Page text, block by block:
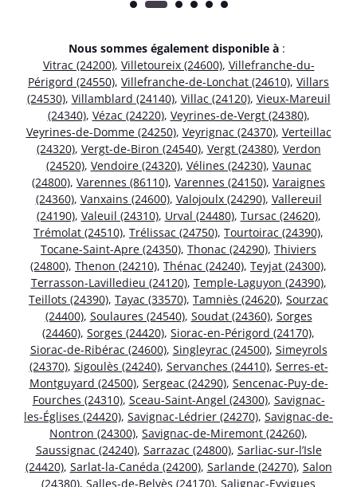
Nous sommes également disponible à :
Vitrac (24200), Villetoureix (24600), Villefranche-du-
Périgord (24550), Villefranche-de-Lonchat (24610), Villars
(24530), Villamblard (24140), Villac (24120), Vieux-Mareuil
(24340), Vézac (24220), Veyrines-de-Vergt (24380),
Veyrines-de-Domme (24250), Veyrignac (24370), Verteillac
(24320), Vergt-de-Biron (24540), Vergt (24380), Verdon
(24520), Vendoire (24320), Vélines (24230), Vaunac
(24800), Varennes (86110), Varennes (24150), Varaignes
(24360), Vanxains (24600), Valojoulx (24290), Vallereuil
(24190), Valeuil (24310), Urval (24480), Tursac (24620),
Trémolat (24510), Trélissac (24750), Tourtoirac (24390),
Tocane-Saint-Apre (24350), Thonac (24290), Thiviers
(24800), Thenon (24210), Thénac (24240), Teyjat (24300),
Terrasson-Lavilledieu (24120), Temple-Laguyon (24390),
Teillots (24390), Tayac (33570), Tamniès (24620), Sourzac
(24400), Soulaures (24540), Soudat (24360), Sorges
(24460), Sorges (24420), Siorac-en-Périgord (24170),
Siorac-de-Ribérac (24600), Singleyrac (24500), Simeyrols
(24370), Sigoulès (24240), Servanches (24410), Serres-et-
Montguyard (24500), Sergeac (24290), Sencenac-Puy-de-
Fourches (24310), Sceau-Saint-Angel (24300), Savignac-
les-Églises (24420), Savignac-Lédrier (24270), Savignac-de-
Nontron (24300), Savignac-de-Miremont (24260),
Saussignac (24240), Sarrazac (24800), Sarliac-sur-l’Isle
(24420), Sarlat-la-Canéda (24200), Sarlande (24270), Salon
(24380), Salles-de-Belvès (24170), Salignac-Eyvigues